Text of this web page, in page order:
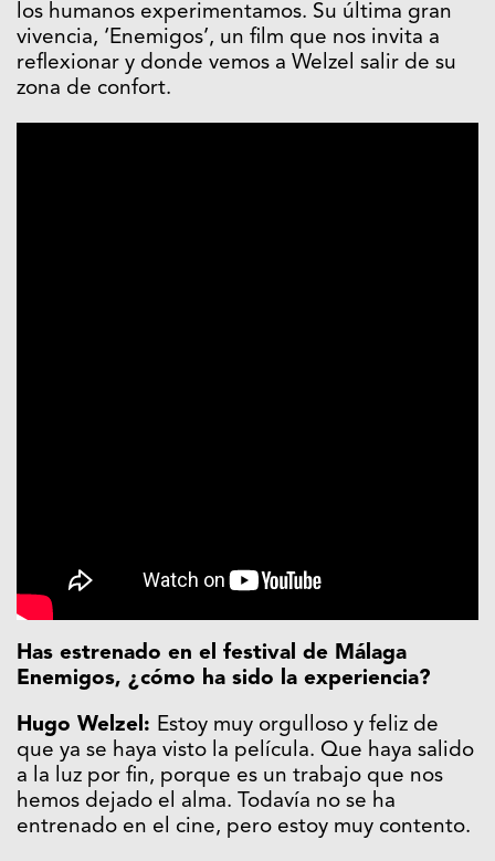
los humanos experimentamos. Su última gran
vivencia, ‘Enemigos’, un film que nos invita a
reflexionar y donde vemos a Welzel salir de su
zona de confort.
Has estrenado en el festival de Málaga
Enemigos, ¿cómo ha sido la experiencia?
Hugo Welzel: Estoy muy orgulloso y feliz de
que ya se haya visto la película. Que haya salido
a la luz por fin, porque es un trabajo que nos
hemos dejado el alma. Todavía no se ha
entrenado en el cine, pero estoy muy contento.